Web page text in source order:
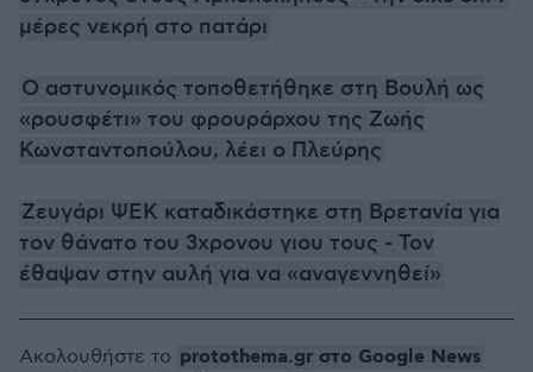
μέρες νεκρή στο πατάρι
O αστυνομικός τοποθετήθηκε στη Βουλή ως
«ρουσφέτι» του φρουράρχου της Ζωής
Κωνσταντοπούλου, λέει ο Πλεύρης
Ζευγάρι ΨΕΚ καταδικάστηκε στη Βρετανία για
τον θάνατο του 3χρονου γιου τους - Τον
έθαψαν στην αυλή για να «αναγεννηθεί»
Ακολουθήστε το protothema.gr στο Google News